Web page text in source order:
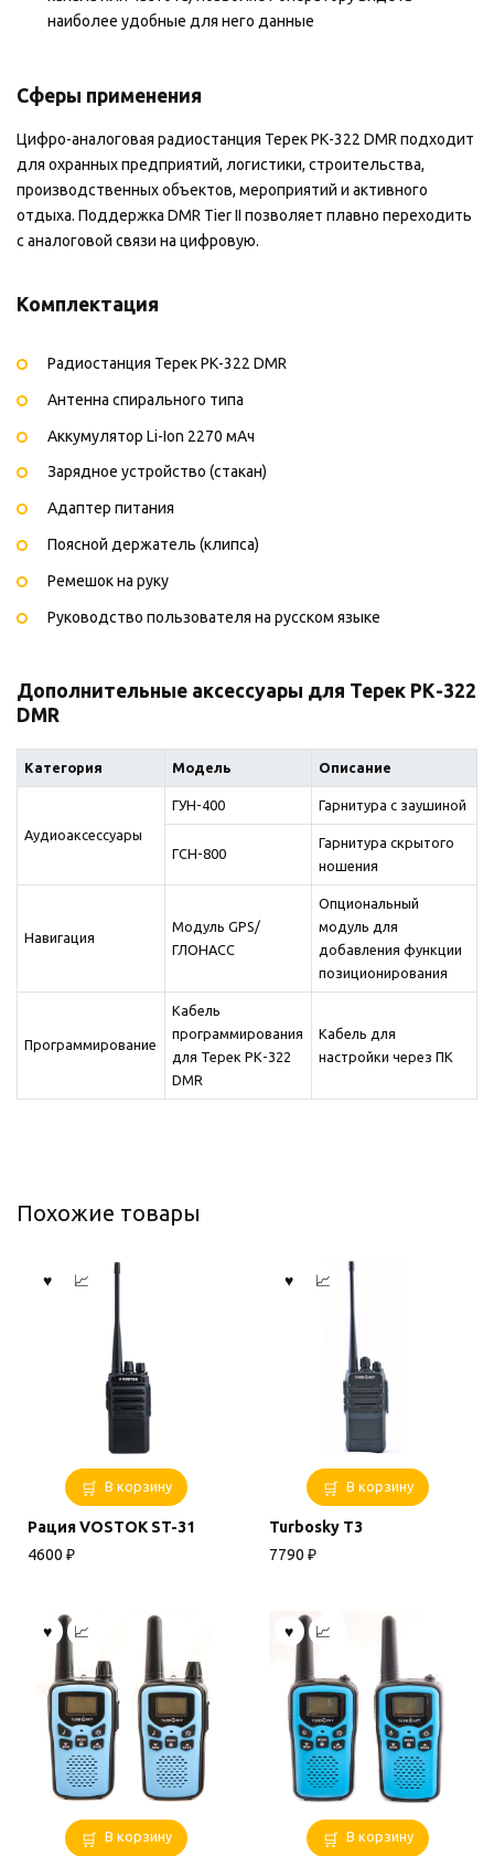
наиболее удобные для него данные
Сферы применения
Цифро-аналоговая радиостанция Терек РК-322 DMR подходит
для охранных предприятий, логистики, строительства,
производственных объектов, мероприятий и активного
отдыха. Поддержка DMR Tier II позволяет плавно переходить
с аналоговой связи на цифровую.
Комплектация
Радиостанция Терек РК-322 DMR
Антенна спирального типа
Аккумулятор Li-Ion 2270 мАч
Зарядное устройство (стакан)
Адаптер питания
Поясной держатель (клипса)
Ремешок на руку
Руководство пользователя на русском языке
Дополнительные аксессуары для Терек РК-322
DMR
Категория Модель Описание
Аудиоаксессуары
ГУН-400 Гарнитура с заушиной
ГСН-800
Гарнитура скрытого
ношения
Навигация
Модуль GPS/
ГЛОНАСС
Опциональный
модуль для
добавления функции
позиционирования
Программирование
Кабель
программирования
для Терек РК-322
DMR
Кабель для
настройки через ПК
Похожие товары
В корзину
Рация VOSTOK ST-31
4600 ₽
В корзину
Turbosky T3
7790 ₽
В корзину В корзину